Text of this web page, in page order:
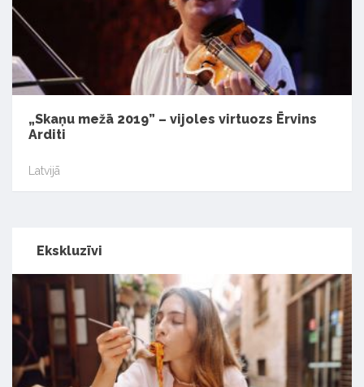
„Skaņu mežā 2019” – vijoles virtuozs Ērvins
Arditi
Latvijā
Ekskluzīvi